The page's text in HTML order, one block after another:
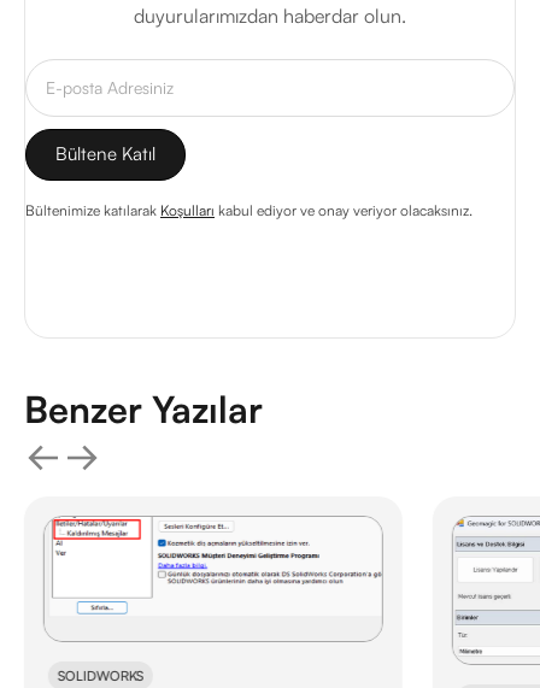
duyurularımızdan haberdar olun.
Bültenimize katılarak Koşulları kabul ediyor ve onay veriyor olacaksınız.
Benzer Yazılar
SOLIDWORKS